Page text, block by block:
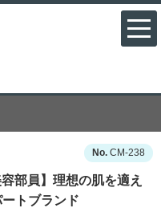
CM-238
部員】理想の肌を適え
トブランド